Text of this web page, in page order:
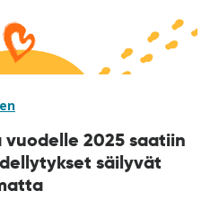
vuodelle 2025 saatiin
säilyvät